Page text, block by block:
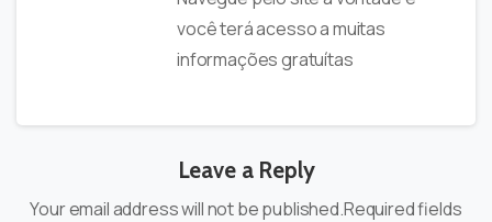
você terá acesso a muitas
informações gratuítas
Leave a Reply
Your email address will not be published.Required fields